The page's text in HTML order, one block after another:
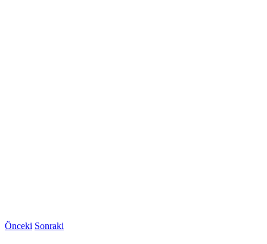
Önceki Sonraki